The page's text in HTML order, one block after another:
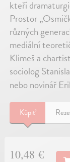
kteří
Prostor
různých
mediální
Klimeš a
sociolog
nebo novinář
Kúpiť
10,48 €